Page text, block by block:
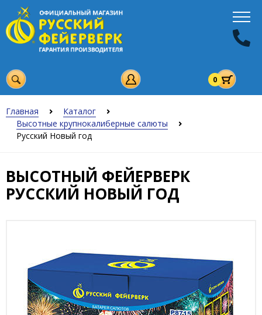
0
Главная
Каталог
Высотные крупнокалиберные салюты
Русский Новый год
ВЫСОТНЫЙ ФЕЙЕРВЕРК
РУССКИЙ НОВЫЙ ГОД